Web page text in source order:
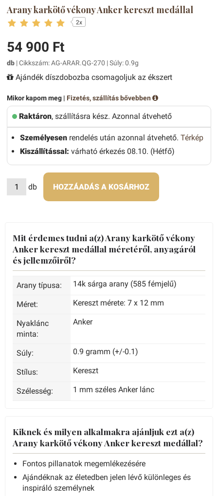
Arany karkötő vékony Anker kereszt medállal
2x
54 900 Ft
db | Cikkszám: AG-ARAR.QG-270 | Súly: 0.9g
Ajándék díszdobozba csomagoljuk az ékszert
Mikor kapom meg | Fizetés, szállítás bővebben
Raktáron, szállításra kész. Azonnal átvehető
Személyesen rendelés után azonnal átvehető. Térkép
Kiszállítással: várható érkezés 08.10. (Hétfő)
db HOZZÁADÁS A KOSÁRHOZ
Mit érdemes tudni a(z) Arany karkötő vékony
Anker kereszt medállal méretéről, anyagáról
és jellemzőiről?
Arany típusa: 14k sárga arany (585 fémjelű)
Méret: Kereszt mérete: 7 x 12 mm
Nyaklánc
minta:
Anker
Súly: 0.9 gramm (+/-0.1)
Stílus: Kereszt
Szélesség: 1 mm széles Anker lánc
Kiknek és milyen alkalmakra ajánljuk ezt a(z)
Arany karkötő vékony Anker kereszt medállal?
Fontos pillanatok megemlékezésére
Ajándéknak az életedben jelen lévő különleges és
inspiráló személynek